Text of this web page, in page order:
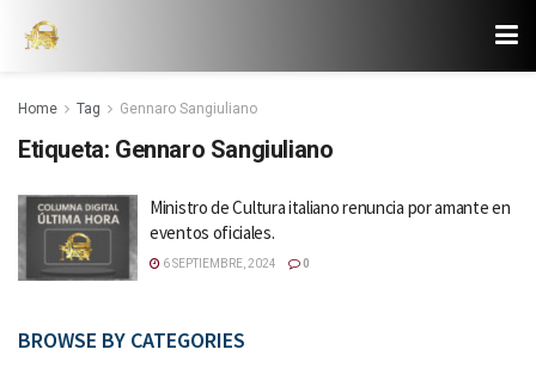
Home Tag Gennaro Sangiuliano
Etiqueta: Gennaro Sangiuliano
Ministro de Cultura italiano renuncia por amante en
eventos oficiales.
6 SEPTIEMBRE, 2024 0
BROWSE BY CATEGORIES